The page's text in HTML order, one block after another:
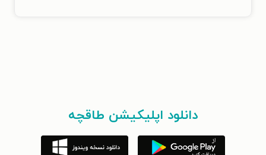
دانلود اپلیکیشن طاقچه